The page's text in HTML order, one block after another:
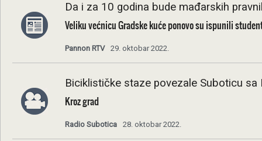
Da i za 10 godina bude mađarskih
Veliku većnicu Gradske kuće ponovo su ispunili
Pannon RTV 29. oktobar 2022.
Biciklističke staze povezale Suboticu sa
Kroz grad
Radio Subotica 28. oktobar 2022.